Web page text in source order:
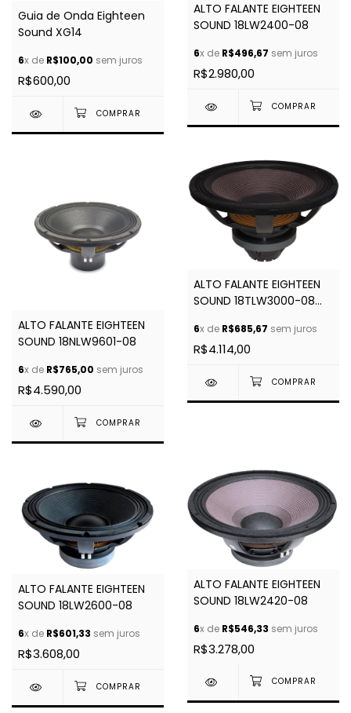
Guia de Onda Eighteen
Sound XG14
6x de R$100,00 sem juros
R$600,00
ALTO FALANTE EIGHTEEN
SOUND 18LW2400-08
6x de R$496,67 sem juros
R$2.980,00
ALTO FALANTE EIGHTEEN
SOUND 18NLW9601-08
6x de R$765,00 sem juros
R$4.590,00
ALTO FALANTE EIGHTEEN
SOUND 18TLW3000-08
6x de R$685,67 sem juros
R$4.114,00
ALTO FALANTE EIGHTEEN
SOUND 18LW2600-08
6x de R$601,33 sem juros
R$3.608,00
ALTO FALANTE EIGHTEEN
SOUND 18LW2420-08
6x de R$546,33 sem juros
R$3.278,00